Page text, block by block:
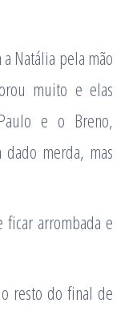
a Natália pela mão
muito e elas
e o Breno,
merda, mas
ficar arrombada e
resto do final de